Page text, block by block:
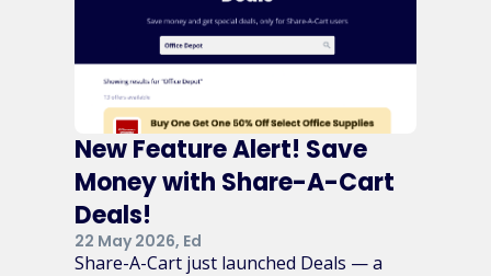
New Feature Alert! Save
Money with Share-A-Cart
Deals!
22 May 2026, Ed
Share-A-Cart just launched Deals — a